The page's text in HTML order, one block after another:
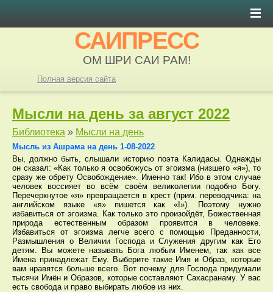
САИПРЕСС
ОМ ШРИ САИ РАМ!
Полная версия сайта
Мысли на день за август 2022
Библиотека » Мысли на день
Мысль из Ашрама на день 1-08-2022
Вы, должно быть, слышали историю поэта Калидасы. Однажды
он сказал: «Как только я освобожусь от эгоизма (низшего «я»), то
сразу же обрету Освобождение». Именно так! Ибо в этом случае
человек воссияет во всём своём великолепии подобно Богу.
Перечеркнутое «я» превращается в крест (прим. переводчика: на
английском языке «я» пишется как «I»). Поэтому нужно
избавиться от эгоизма. Как только это произойдёт, Божественная
природа естественным образом проявится в человеке.
Избавиться от эгоизма легче всего с помощью Преданности,
Размышления о Величии Господа и Служения другим как Его
детям. Вы можете называть Бога любым Именем, так как все
Имена принадлежат Ему. Выберите такие Имя и Образ, которые
вам нравятся больше всего. Вот почему для Господа придумали
тысячи Имён и Образов, которые составляют Сахасранаму. У вас
есть свобода и право выбирать любое из них.